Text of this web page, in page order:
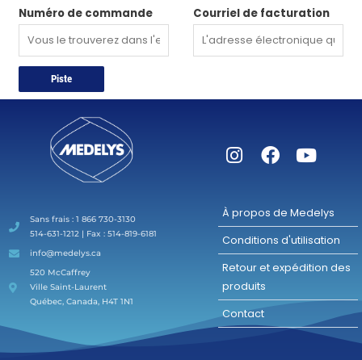
Numéro de commande Courriel de facturation
Piste
Sans frais : 1 866 730-3130
514-631-1212 | Fax : 514-819-6181
info@medelys.ca
520 McCaffrey
Ville Saint-Laurent
Québec, Canada, H4T 1N1
À propos de Medelys
Conditions d'utilisation
Retour et expédition des
produits
Contact